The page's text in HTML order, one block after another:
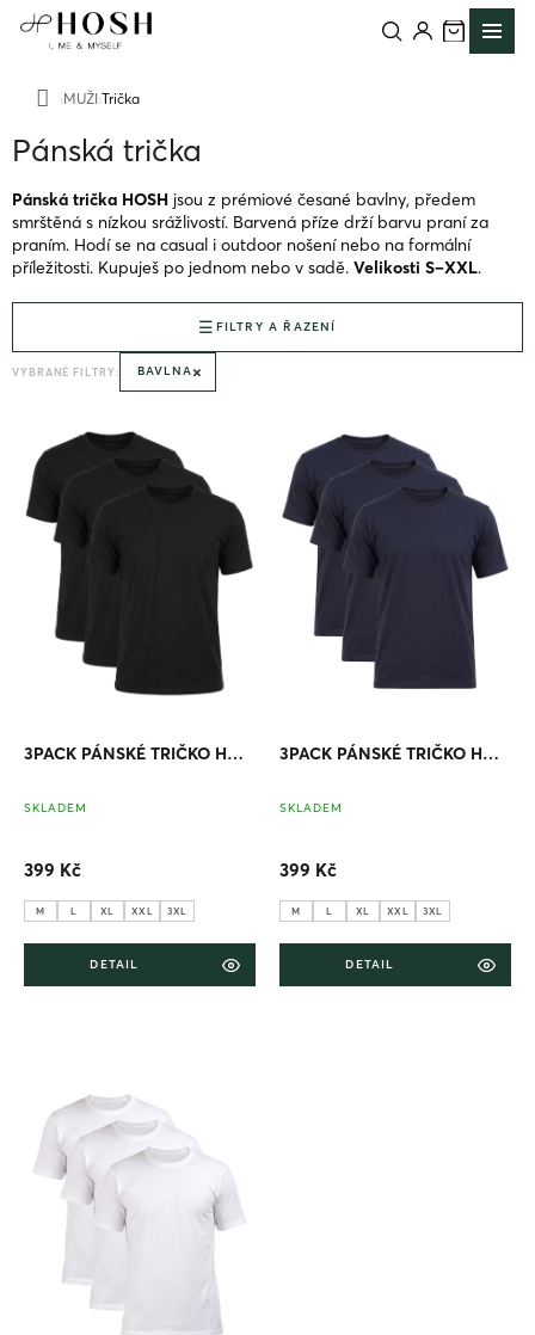
Přejít
Domů
MUŽI Trička
Pánská trička
Pánská trička HOSH jsou z prémiové česané bavlny, předem
smrštěná s nízkou srážlivostí. Barvená příze drží barvu praní za
praním. Hodí se na casual i outdoor nošení nebo na formální
příležitosti. Kupuješ po jednom nebo v sadě. Velikosti S–XXL.
FILTRY A ŘAZENÍ
VYBRANÉ FILTRY: BAVLNA×
3PACK PÁNSKÉ TRIČKO HOSH CLASSIC ČERNÉ
SKLADEM
399 Kč
M L XL XXL 3XL
DETAIL
3PACK PÁNSKÉ TRIČKO HOSH CLASSIC NAVY
SKLADEM
399 Kč
M L XL XXL 3XL
DETAIL